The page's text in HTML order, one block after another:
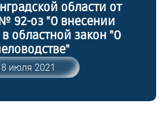
области от
"О внесении
областной закон "О
8 июля 2021